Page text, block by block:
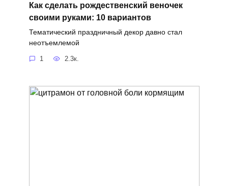
Как сделать рождественский веночек
своими руками: 10 вариантов
Тематический праздничный декор давно стал
неотъемлемой
1 2.3к.